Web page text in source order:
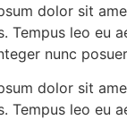
dolor sit
Tempus leo eu
nunc
dolor sit
Tempus leo eu